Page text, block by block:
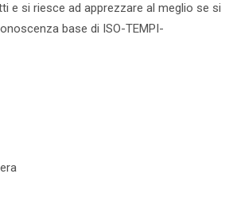
e si riesce ad apprezzare al meglio se si
base di ISO-TEMPI-